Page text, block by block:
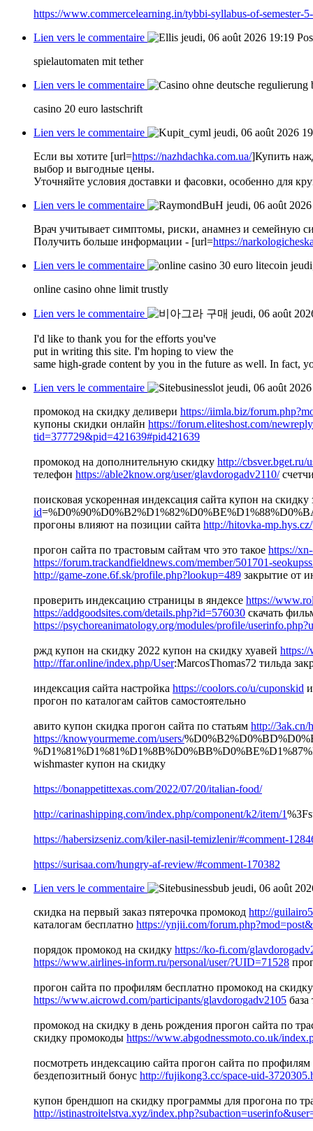
https://www.commercelearning.in/tybbi-syllabus-of-semester-
Lien vers le commentaire
jeudi, 06 août 2026 19:19
spielautomaten mit tether
Lien vers le commentaire
casino 20 euro lastschrift
Lien vers le commentaire
jeudi, 06 août 2026
Если вы хотите [url=https://nazhdachka.com.ua/]Купить
выбор и выгодные цены.
Уточняйте условия доставки и фасовки, особенно для
Lien vers le commentaire
jeudi, 06 août
Врач учитывает симптомы, риски, анамнез и семейную
Получить больше информации - [url=https://
Lien vers le commentaire
online casino ohne limit trustly
Lien vers le commentaire jeudi, 06 août
I'd like to thank you for the efforts you've
put in writing this site. I'm hoping to view the
same high-grade content by you in the future as well. In fact,
Lien vers le commentaire
jeudi, 06 août
промокод на скидку деливери https://iimla.biz/
купоны скидки онлайн https://forum.eliteshost.com/
tid=377729&pid=421639#pid421639
промокод на дополнительную скидку http://cbsver.bget.ru/
телефон https://able2know.org/user/glavdorogadv2110/
поисковая ускоренная индексация сайта купон на скидку
id
прогоны влияют на позиции сайта http://hitovka-
прогон сайта по трастовым сайтам что это такое https://
https://forum.trackandfieldnews.com/member/501701-
http://game-zone.6f.sk/profile.php?lookup=489 закрытие от
проверить индексацию страницы в яндексе https://
https://addgoodsites.com/details.php?id=576030 скачать
https://psychoreanimatology.org/modules/profile/
ржд купон на скидку 2022 купон на скидку хуавей https://
http://ffar.online/index.php/User:MarcosThomas72 тильда
индексация сайта настройка https://coolors.co/u/cuponskid
прогон по каталогам сайтов самостоятельно
авито купон скидка прогон сайта по статьям http://3ak.cn/
https://knowyourmeme.com/users/
wishmaster купон на скидку
https://bonappetittexas.com/2022/07/20/italian-food/
http://carinashipping.com/index.php/component/k2/item/1
https://habersizseniz.com/kiler-nasil-temizlenir/#comment-
https://surisaa.com/hungry-af-review/#comment-170382
Lien vers le commentaire
jeudi, 06 août
скидка на первый заказ пятерочка промокод http://
каталогам бесплатно https://ynjii.com/
порядок промокод на скидку https://ko-fi.com/
https://www.airlines-inform.ru/personal/user/?UID=71528
прогон сайта по профилям бесплатно промокод на
https://www.aicrowd.com/participants/glavdorogadv2105
промокод на скидку в день рождения прогон сайта по
скидку промокоды https://www.abgodnessmoto.co.uk/
посмотреть индексацию сайта прогон сайта по
бездепозитный бонус http://fujikong3.cc/space-uid-
купон брендшоп на скидку программы для прогона по
http://istinastroitelstva.xyz/